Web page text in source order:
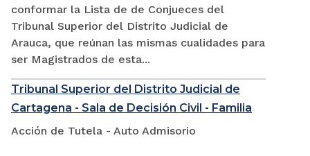
conformar la Lista de de Conjueces del
Tribunal Superior del Distrito Judicial de
Arauca, que reúnan las mismas cualidades para
ser Magistrados de esta...
Tribunal Superior del Distrito Judicial de
Cartagena - Sala de Decisión Civil - Familia
Acción de Tutela - Auto Admisorio